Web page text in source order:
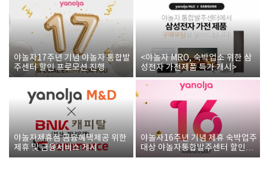
야놀자17주년 기념 야놀자 통합발
주센터 할인 프로모션 진행
<야놀자 MRO, 숙박업소 위한 삼
성전자 가전제품 특가 개시>
야놀자제휴점 금융혜택제공 위한
제휴 및 금융서비스 게시
야놀자16주년 기념 제휴 숙박업주
대상 야놀자통합발주센터 할인쿠
폰 증정